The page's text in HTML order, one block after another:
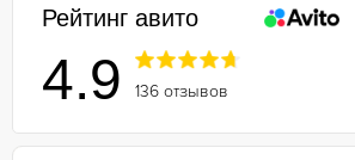
Рейтинг авито
4.9 136 отзывов